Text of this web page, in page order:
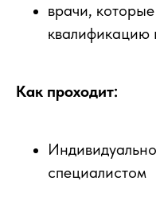
врачи,
квалификацию
Как проходит:
специалистом